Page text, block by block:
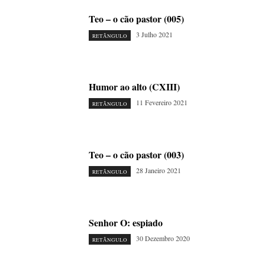
Teo – o cão pastor (005)
RETÂNGULO 3 Julho 2021
Humor ao alto (CXIII)
RETÂNGULO 11 Fevereiro 2021
Teo – o cão pastor (003)
RETÂNGULO 28 Janeiro 2021
Senhor O: espiado
RETÂNGULO 30 Dezembro 2020